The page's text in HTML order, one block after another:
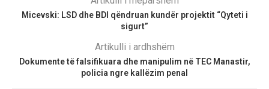
Micevski: LSD dhe BDI qëndruan kundër projektit “Qyteti i
sigurt”
Artikulli i ardhshëm
Dokumente të falsifikuara dhe manipulim në TEC Manastir,
policia ngre kallëzim penal